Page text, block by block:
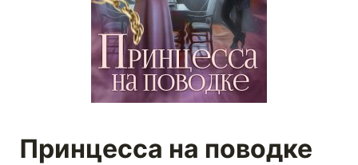
Принцесса на поводке